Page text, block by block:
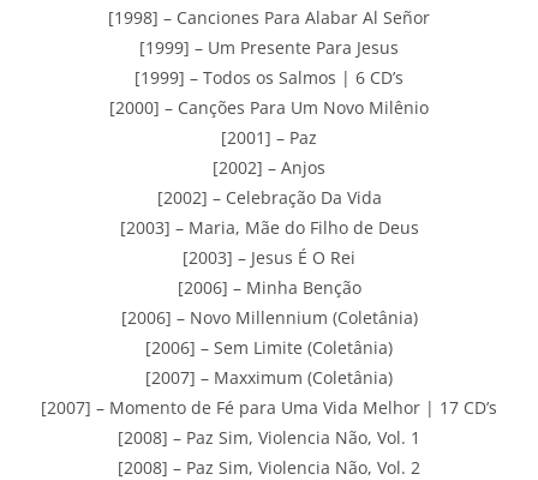
[1998] – Canciones Para Alabar Al Señor
[1999] – Um Presente Para Jesus
[1999] – Todos os Salmos | 6 CD’s
[2000] – Canções Para Um Novo Milênio
[2001] – Paz
[2002] – Anjos
[2002] – Celebração Da Vida
[2003] – Maria, Mãe do Filho de Deus
[2003] – Jesus É O Rei
[2006] – Minha Benção
[2006] – Novo Millennium (Coletânia)
[2006] – Sem Limite (Coletânia)
[2007] – Maxximum (Coletânia)
[2007] – Momento de Fé para Uma Vida Melhor | 17 CD’s
[2008] – Paz Sim, Violencia Não, Vol. 1
[2008] – Paz Sim, Violencia Não, Vol. 2